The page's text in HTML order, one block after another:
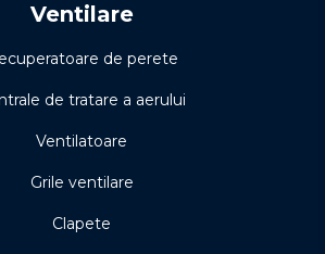
Ventilare
de perete
de tratare a aerului
Ventilatoare
Grile ventilare
Clapete